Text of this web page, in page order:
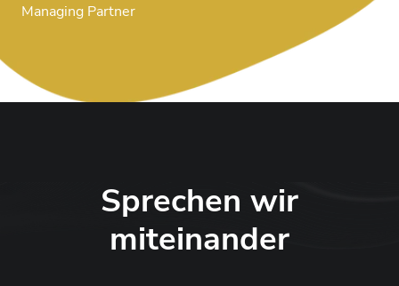
Managing Partner
Sprechen wir
miteinander